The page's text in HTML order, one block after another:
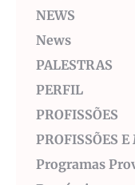
NEWS
News
PALESTRAS
PERFIL
PROFISSÕES
PROFISSÕES
Programas